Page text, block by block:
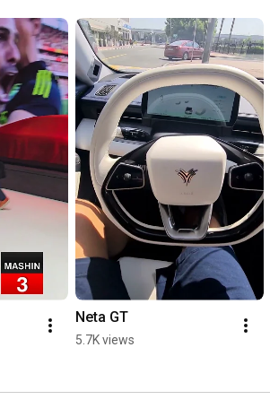
Neta GT
5.7K views